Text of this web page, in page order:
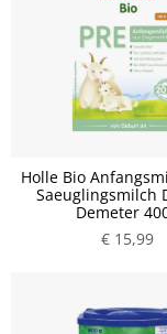
Holle Bio
Saeuglingsmilch
Demeter
€ 15,99